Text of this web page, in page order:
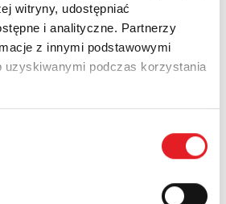
witryny, udostępniać
i analityczne. Partnerzy
z innymi podstawowymi
uzyskiwanymi podczas korzystania
o szczegóły oferty